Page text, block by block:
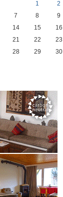
1
2
7 8
9
14 15
16
21 22
23
28 29
30